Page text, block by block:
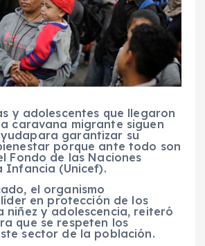
y adolescentes que llegaron
caravana migrante siguen
para garantizar su
porque ante todo son
Fondo de las Naciones
Infancia (Unicef).
el organismo
en protección de los
niñez y adolescencia, reiteró
que se respeten los
sector de la población.